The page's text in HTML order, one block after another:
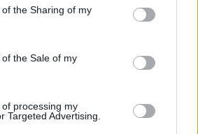
the Sharing of my
the Sale of my
processing my
Targeted Advertising.
szombat